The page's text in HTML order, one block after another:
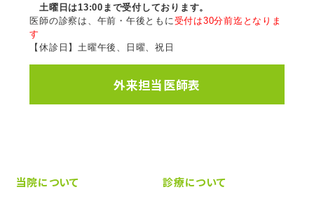
土曜日は13:00まで受付しております。
医師の診察は、午前・午後ともに 受付は30分前迄となりま
す
【休診日】土曜午後、日曜、祝日
外来担当医師表
当院について 診療について